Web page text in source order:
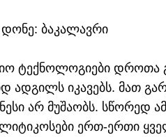
ბაკალავრი
ტექნოლოგიები დროთა
იკავებს. მათ
არ მუშაობს. სწორედ
ერთ-ერთი